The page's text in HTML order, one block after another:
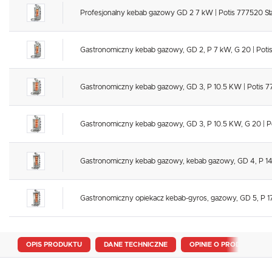
Profesjonalny kebab gazowy GD 2 7 kW | Potis 777520
Gastronomiczny kebab gazowy, GD 2, P 7 kW, G 20 |
Gastronomiczny kebab gazowy, GD 3, P 10.5 KW | Potis
Gastronomiczny kebab gazowy, GD 3, P 10.5 KW, G 20 |
Gastronomiczny kebab gazowy, kebab gazowy, GD 4, P
Gastronomiczny opiekacz kebab-gyros, gazowy, GD 5, P
OPIS PRODUKTU DANE TECHNICZNE OPINIE O PRODUKCIE